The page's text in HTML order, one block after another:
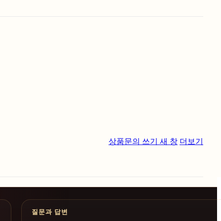
상품문의 쓰기 새 창 더보기
질문과 답변